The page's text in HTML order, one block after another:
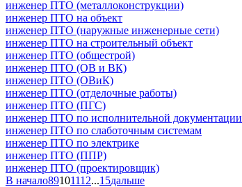
инженер ПТО (металлоконструкции)
инженер ПТО на объект
инженер ПТО (наружные инженерные сети)
инженер ПТО на строительный объект
инженер ПТО (общестрой)
инженер ПТО (ОВ и ВК)
инженер ПТО (ОВиК)
инженер ПТО (отделочные работы)
инженер ПТО (ПГС)
инженер ПТО по исполнительной документации
инженер ПТО по слаботочным системам
инженер ПТО по электрике
инженер ПТО (ППР)
инженер ПТО (проектировщик)
В начало89101112...15дальше